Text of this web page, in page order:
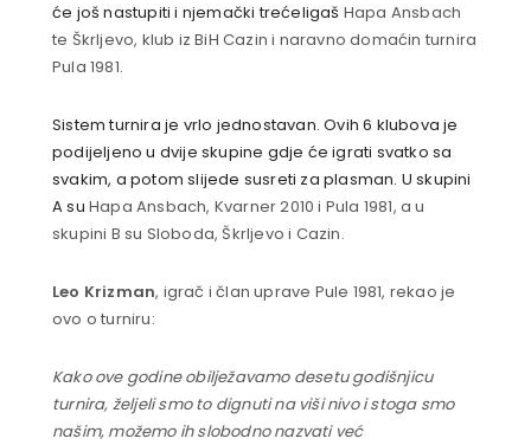
će još nastupiti i njemački trećeligaš Hapa Ansbach
te Škrljevo, klub iz BiH Cazin i naravno domaćin turnira
Pula 1981.
Sistem turnira je vrlo jednostavan. Ovih 6 klubova je
podijeljeno u dvije skupine gdje će igrati svatko sa
svakim, a potom slijede susreti za plasman. U skupini
A su Hapa Ansbach, Kvarner 2010 i Pula 1981, a u
skupini B su Sloboda, Škrljevo i Cazin.
Leo Krizman, igrač i član uprave Pule 1981, rekao je
ovo o turniru:
Kako ove godine obilježavamo desetu godišnjicu
turnira, željeli smo to dignuti na viši nivo i stoga smo
našim, možemo ih slobodno nazvati već